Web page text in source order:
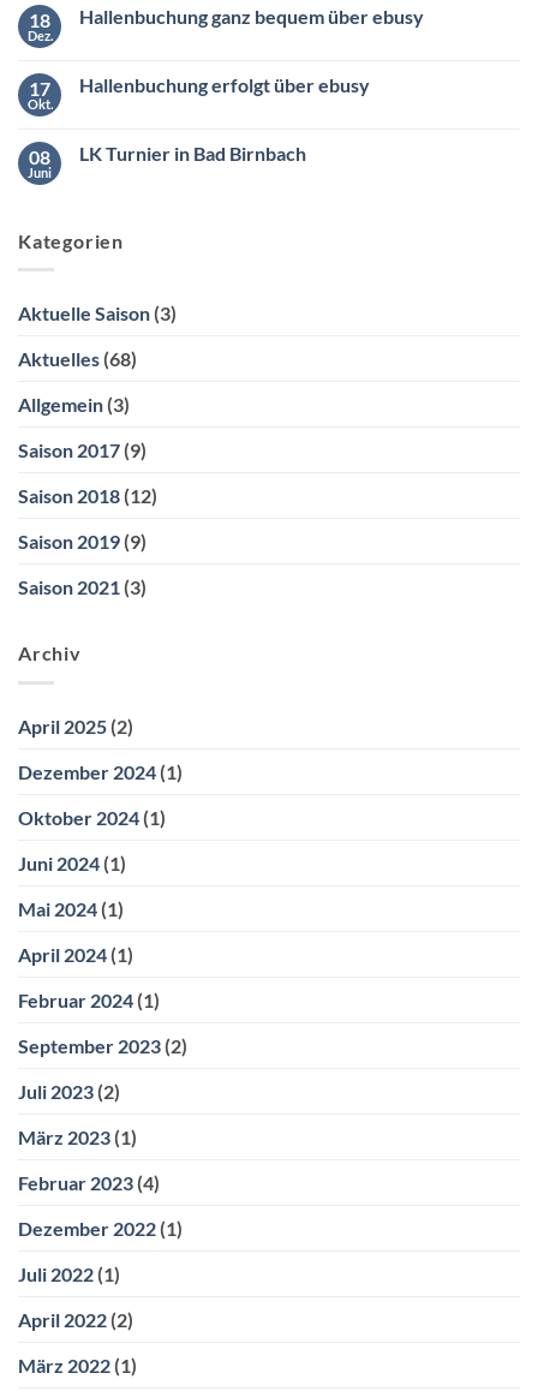
den
26.04.2025
Wintermeister
18
Dez.
Hallenbuchung ganz bequem über ebusy
Hallenbuchung
ebusy
17
Okt.
Hallenbuchung erfolgt über ebusy
Hallenbuchung
08
Juni
LK Turnier in Bad Birnbach
Turnier
Kategorien
Aktuelle Saison (3)
Aktuelles (68)
Allgemein (3)
Saison 2017 (9)
Saison 2018 (12)
Saison 2019 (9)
Saison 2021 (3)
Archiv
April 2025 (2)
Dezember 2024 (1)
Oktober 2024 (1)
Juni 2024 (1)
Mai 2024 (1)
April 2024 (1)
Februar 2024 (1)
September 2023 (2)
Juli 2023 (2)
März 2023 (1)
Februar 2023 (4)
Dezember 2022 (1)
Juli 2022 (1)
April 2022 (2)
März 2022 (1)